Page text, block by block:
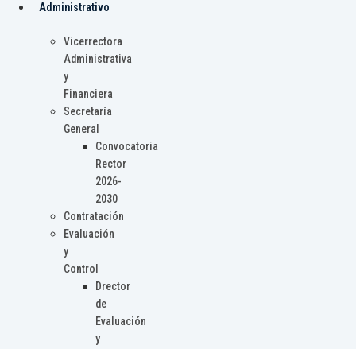
Administrativo
Vicerrectora
Administrativa
y
Financiera
Secretaría
General
Convocatoria
Rector
2026-
2030
Contratación
Evaluación
y
Control
Drector
de
Evaluación
y